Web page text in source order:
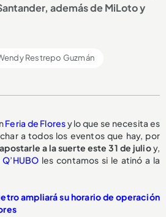
además de MiLoto y
Restrepo Guzmán
Feria de Floresy lo que se necesita es
a todos los eventos que hay, por
a la suerte este 31 de julioy,
Q’HUBO les contamos si le atinó a la
ampliará su horario de operación